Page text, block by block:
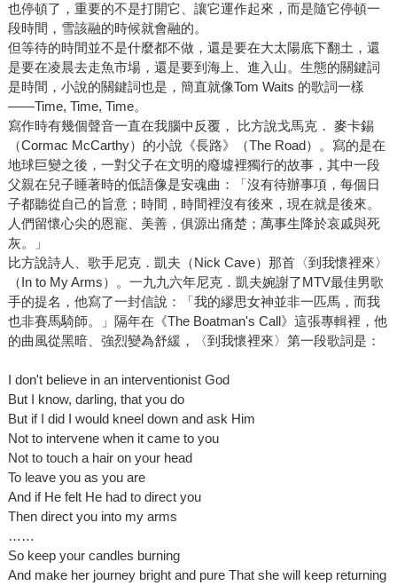
也停頓了，重要的不是打開它、讓它運作起來，而是隨它停頓一
段時間，雪該融的時候就會融的。
但等待的時間並不是什麼都不做，還是要在大太陽底下翻土，還
是要在凌晨去走魚市場，還是要到海上、進入山。生態的關鍵詞
是時間，小說的關鍵詞也是，簡直就像Tom Waits 的歌詞一樣
――Time, Time, Time。
寫作時有幾個聲音一直在我腦中反覆， 比方說戈馬克． 麥卡錫
（Cormac McCarthy）的小說《長路》（The Road）。寫的是在
地球巨變之後，一對父子在文明的廢墟裡獨行的故事，其中一段
父親在兒子睡著時的低語像是安魂曲：「沒有待辦事項，每個日
子都聽從自己的旨意；時間，時間裡沒有後來，現在就是後來。
人們留懷心尖的恩寵、美善，俱源出痛楚；萬事生降於哀戚與死
灰。」
比方說詩人、歌手尼克．凱夫（Nick Cave）那首〈到我懷裡來〉
（In to My Arms）。一九九六年尼克．凱夫婉謝了MTV最佳男歌
手的提名，他寫了一封信說：「我的繆思女神並非一匹馬，而我
也非賽馬騎師。」隔年在《The Boatman's Call》這張專輯裡，他
的曲風從黑暗、強烈變為舒緩，〈到我懷裡來〉第一段歌詞是：
I don't believe in an interventionist God
But I know, darling, that you do
But if I did I would kneel down and ask Him
Not to intervene when it came to you
Not to touch a hair on your head
To leave you as you are
And if He felt He had to direct you
Then direct you into my arms
……
So keep your candles burning
And make her journey bright and pure That she will keep returning